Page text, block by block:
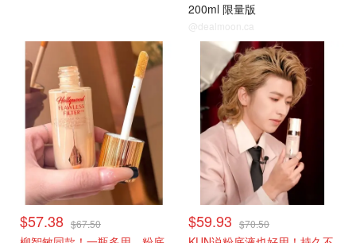
200ml 限量版
@dealmoon.ca
$57.38 $67.50 $59.93 $70.50